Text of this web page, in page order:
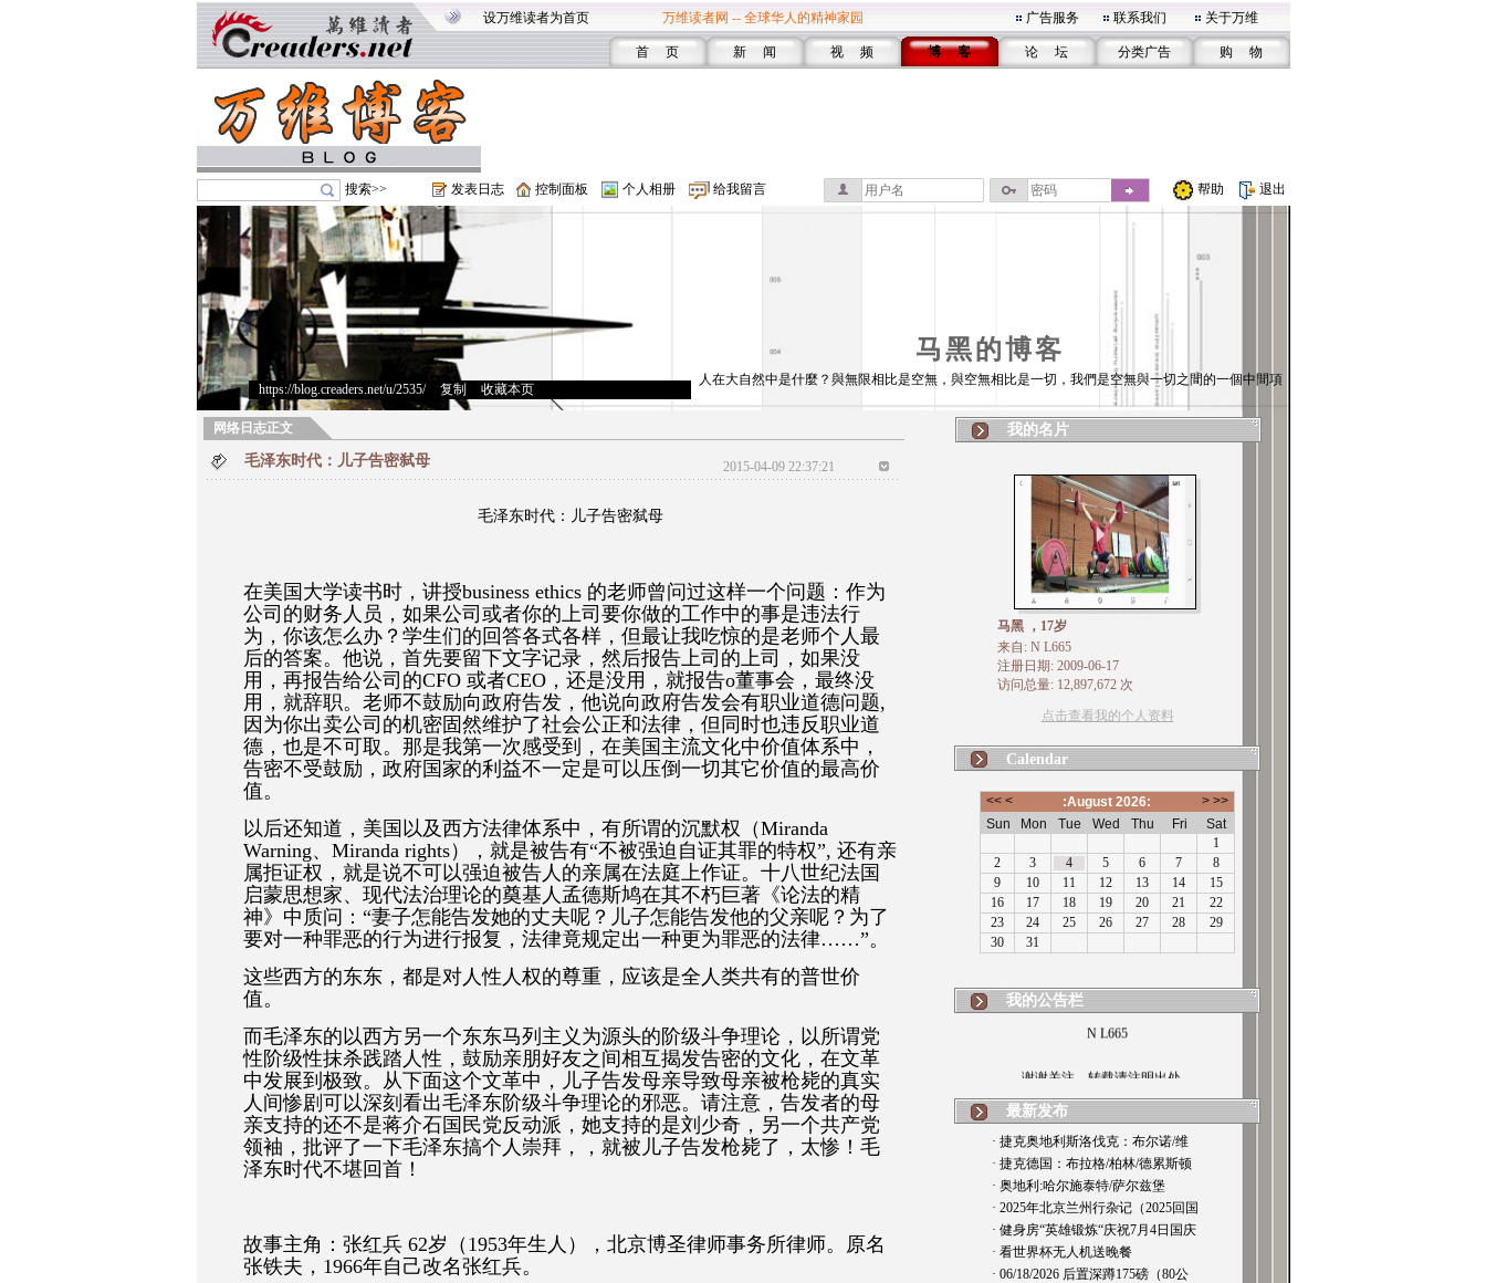
设万维读者为首页 万维读者网 -- 全球华人的精神家园 广告服务 联系我们 关于万维
首 页 新 闻 视 频 博 客 论 坛 分类广告 购 物
搜索>> 发表日志 控制面板 个人相册 给我留言 帮助 退出
马黑的博客
https://blog.creaders.net/u/2535/> 复制 收藏本页
人在大自然中是什麼？與無限相比是空無，與空無相比是一切，我們是空無與一切之間的一個中間項
网络日志正文
毛泽东时代：儿子告密弑母 2015-04-09 22:37:21
毛泽东时代：儿子告密弑母
在美国大学读书时，讲授business ethics 的老师曾问过这样一个问题：作为
公司的财务人员，如果公司或者你的上司要你做的工作中的事是违法行
为，你该怎么办？学生们的回答各式各样，但最让我吃惊的是老师个人最
后的答案。他说，首先要留下文字记录，然后报告上司的上司，如果没
用，再报告给公司的CFO 或者CEO，还是没用，就报告o董事会，最终没
用，就辞职。老师不鼓励向政府告发，他说向政府告发会有职业道德问题,
因为你出卖公司的机密固然维护了社会公正和法律，但同时也违反职业道
德，也是不可取。那是我第一次感受到，在美国主流文化中价值体系中，
告密不受鼓励，政府国家的利益不一定是可以压倒一切其它价值的最高价
值。
以后还知道，美国以及西方法律体系中，有所谓的沉默权（Miranda
Warning、 Miranda rights），就是被告有“不被强迫自证其罪的特权”, 还有亲
属拒证权，就是说不可以强迫被告人的亲属在法庭上作证。十八世纪法国
启蒙思想家、现代法治理论的奠基人孟德斯鸠在其不朽巨著《论法的精
神》中质问： “妻子怎能告发她的丈夫呢？儿子怎能告发他的父亲呢？为了
要对一种罪恶的行为进行报复，法律竟规定出一种更为罪恶的法律……”。
这些西方的东东，都是对人性人权的尊重，应该是全人类共有的普世价
值。
而毛泽东的以西方另一个东东马列主义为源头的阶级斗争理论，以所谓党
性阶级性抹杀践踏人性，鼓励亲朋好友之间相互揭发告密的文化，在文革
中发展到极致。从下面这个文革中，儿子告发母亲导致母亲被枪毙的真实
人间惨剧可以深刻看出毛泽东阶级斗争理论的邪恶。请注意，告发者的母
亲支持的还不是蒋介石国民党反动派，她支持的是刘少奇，另一个共产党
领袖，批评了一下毛泽东搞个人崇拜，，就被儿子告发枪毙了，太惨！毛
泽东时代不堪回首！
故事主角：张红兵 62岁（ 1953年生人），北京博圣律师事务所律师。原名
张铁夫， 1966年自己改名张红兵。
我的名片
马黑 ，17岁
来自: N L665
注册日期: 2009-06-17
访问总量: 12,897,672 次
点击查看我的个人资料
Calendar
我的公告栏
N L665
最新发布
· 捷克奥地利斯洛伐克：布尔诺/维
· 捷克德国：布拉格/柏林/德累斯顿
· 奥地利:哈尔施泰特/萨尔兹堡
· 2025年北京兰州行杂记（2025回国
· 健身房“英雄锻炼“庆祝7月4日国庆
· 看世界杯无人机送晚餐
· 06/18/2026 后置深蹲175磅（80公